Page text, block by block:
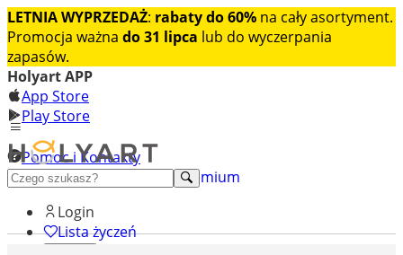
LETNIA WYPRZEDAŻ: rabaty do 60% na cały asortyment.
Promocja ważna do 31 lipca lub do wyczerpania
zapasów.
Holyart APP
App Store
Play Store
Pomoc i Kontakty
+48 222 922 860
Odkryj premium
Login
Lista życzeń